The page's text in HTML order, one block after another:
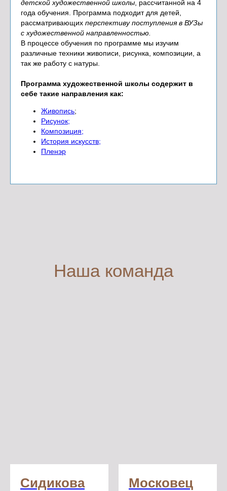
детской художественной школы , рассчитанной на 4
года обучения. Программа подходит для детей,
рассматривающих перспективу поступления в ВУЗы
с художественной направленностью.
В процессе обучения по программе мы изучим
различные техники живописи, рисунка, композиции, а
так же работу с натуры.
Программа художественной школы содержит в
себе такие направления как:
Живопись;
Рисунок;
Композиция;
История искусств;
Пленэр
Наша команда
Сидикова
Московец